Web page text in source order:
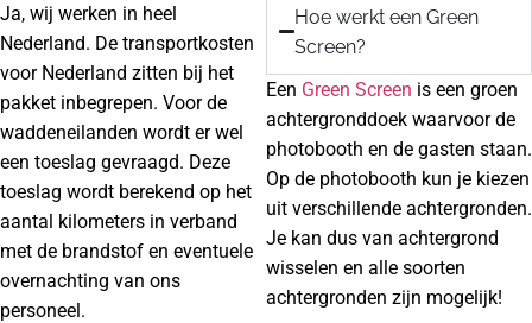
Ja, wij werken in heel
Nederland. De transportkosten
voor Nederland zitten bij het
pakket inbegrepen. Voor de
waddeneilanden wordt er wel
een toeslag gevraagd. Deze
toeslag wordt berekend op het
aantal kilometers in verband
met de brandstof en eventuele
overnachting van ons
personeel.
Hoe werkt een Green
Screen?
Een Green Screen is een groen
achtergronddoek waarvoor de
photobooth en de gasten staan.
Op de photobooth kun je kiezen
uit verschillende achtergronden.
Je kan dus van achtergrond
wisselen en alle soorten
achtergronden zijn mogelijk!